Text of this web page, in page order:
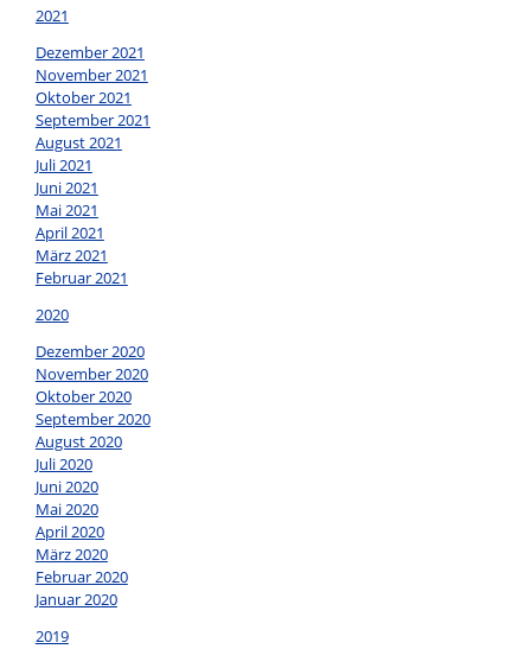
2021
Dezember 2021
November 2021
Oktober 2021
September 2021
August 2021
Juli 2021
Juni 2021
Mai 2021
April 2021
März 2021
Februar 2021
2020
Dezember 2020
November 2020
Oktober 2020
September 2020
August 2020
Juli 2020
Juni 2020
Mai 2020
April 2020
März 2020
Februar 2020
Januar 2020
2019